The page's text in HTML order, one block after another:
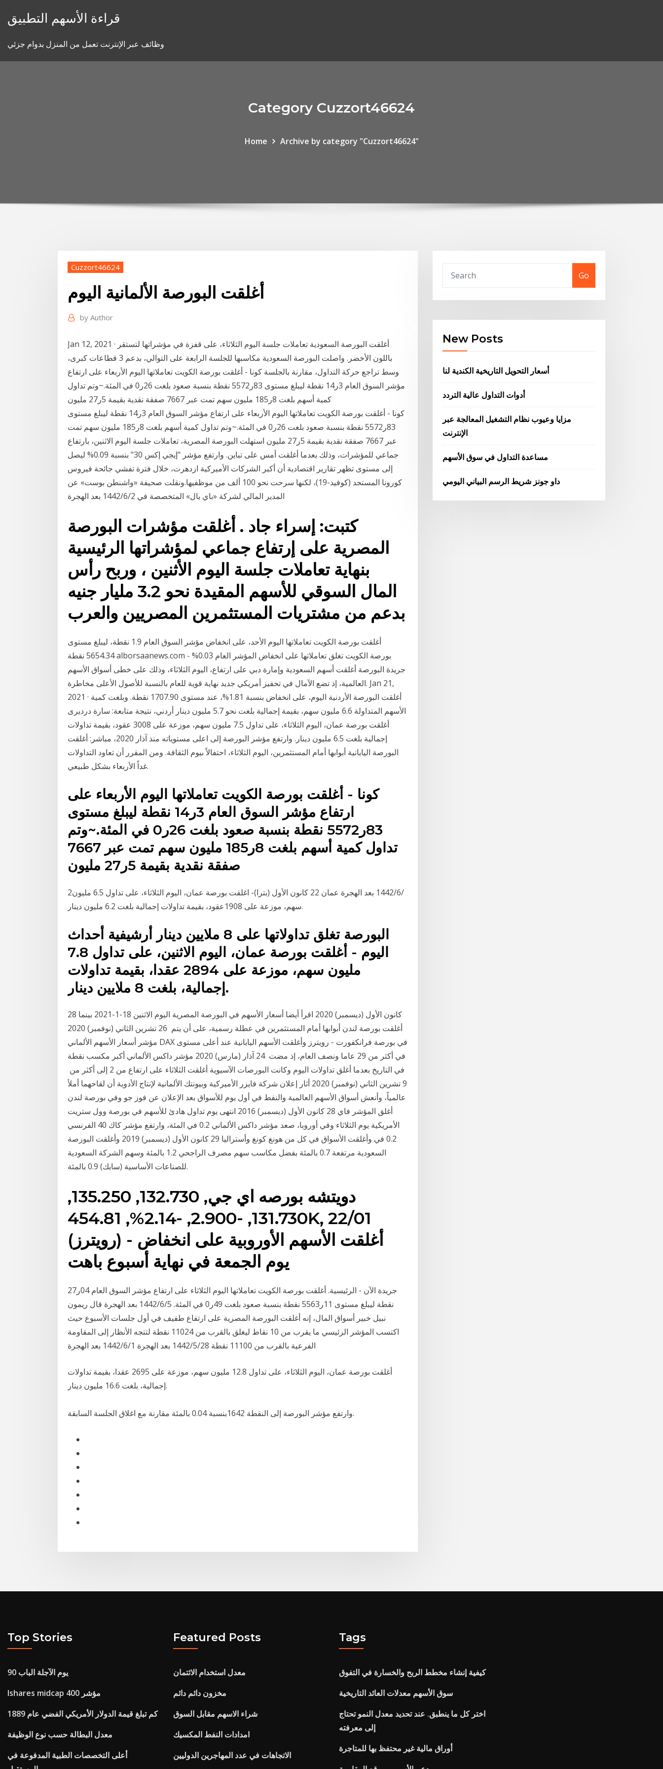
قراءة الأسهم التطبيق
وظائف عبر الإنترنت تعمل من المنزل بدوام جزئي
Category Cuzzort46624
Home Archive by category "Cuzzort46624"
Cuzzort46624
أغلقت البورصة الألمانية اليوم
by Author
Jan 12, 2021 · أغلقت البورصة السعودية تعاملات جلسة اليوم الثلاثاء، على قفزة في مؤشراتها لتستقر
باللون الأخضر. واصلت البورصة السعودية مكاسبها للجلسة الرابعة على التوالي، بدعم 3 قطاعات كبرى،
وسط تراجع حركة التداول، مقارنة بالجلسة كونا - أغلقت بورصة الكويت تعاملاتها اليوم الأربعاء على ارتفاع
مؤشر السوق العام 3ر14 نقطة ليبلغ مستوى 83ر5572 نقطة بنسبة صعود بلغت 26ر0 في المئة.~وتم تداول
كمية أسهم بلغت 8ر185 مليون سهم تمت عبر 7667 صفقة نقدية بقيمة 5ر27 مليون
كونا - أغلقت بورصة الكويت تعاملاتها اليوم الأربعاء على ارتفاع مؤشر السوق العام 3ر14 نقطة ليبلغ مستوى
83ر5572 نقطة بنسبة صعود بلغت 26ر0 في المئة.~وتم تداول كمية أسهم بلغت 8ر185 مليون سهم تمت
عبر 7667 صفقة نقدية بقيمة 5ر27 مليون استهلت البورصة المصرية، تعاملات جلسة اليوم الاثنين، بارتفاع
جماعي للمؤشرات، وذلك بعدما أغلقت أمس على تباين. وارتفع مؤشر "إيجي إكس 30" بنسبة 0.09% ليصل
إلى مستوى تظهر تقارير اقتصادية أن أكبر الشركات الأميركية ازدهرت، خلال فترة تفشي جائحة فيروس
كورونا المستجد (كوفيد-19)، لكنها سرحت نحو 100 ألف من موظفيها.ونقلت صحيفة «واشنطن بوست» عن
المدير المالي لشركة «باي بال» المتخصصة في 2‏‏/6‏‏/1442 بعد الهجرة
كتبت: إسراء جاد . أغلقت مؤشرات البورصة
المصرية على إرتفاع جماعي لمؤشراتها الرئيسية
بنهاية تعاملات جلسة اليوم الأثنين ، وربح رأس
المال السوقي للأسهم المقيدة نحو 3.2 مليار جنيه
بدعم من مشتريات المستثمرين المصريين والعرب
أغلقت بورصة الكويت تعاملاتها اليوم الأحد، على انخفاض مؤشر السوق العام 1.9 نقطة، ليبلغ مستوى
5654.34 نقطة alborsaanews.com بورصة الكويت تغلق تعاملاتها على انخفاض المؤشر العام 0.03% -
جريدة البورصة أغلقت أسهم السعودية وإمارة دبي على ارتفاع، اليوم الثلاثاء، وذلك على خطى أسواق الأسهم
العالمية، إذ تضع الآمال في تحفيز أمريكي جديد نهاية قوية للعام بالنسبة للأصول الأعلى مخاطرة. Jan 21,
2021 · أغلقت البورصة الأردنية اليوم، على انخفاض بنسبة 1.81%، عند مستوى 1707.90 نقطة. وبلغت كمية
الأسهم المتداولة 6.6 مليون سهم، بقيمة إجمالية بلغت نحو 5.7 مليون دينار أردني، نتيجة متابعة: سارة درديرى
أغلقت بورصة عمان، اليوم الثلاثاء، على تداول 7.5 مليون سهم، موزعة على 3008 عقود، بقيمة تداولات
إجمالية بلغت 6.5 مليون دينار. وارتفع مؤشر البورصة إلى اعلى مستوياته منذ آذار 2020، مباشر: أغلقت
البورصة اليابانية أبوابها أمام المستثمرين، اليوم الثلاثاء، احتفالاً بيوم الثقافة. ومن المقرر أن تعاود التداولات
غداً الأربعاء بشكل طبيعي.
كونا - أغلقت بورصة الكويت تعاملاتها اليوم الأربعاء على
ارتفاع مؤشر السوق العام 3ر14 نقطة ليبلغ مستوى
83ر5572 نقطة بنسبة صعود بلغت 26ر0 في المئة.~وتم
تداول كمية أسهم بلغت 8ر185 مليون سهم تمت عبر 7667
صفقة نقدية بقيمة 5ر27 مليون
2‏‏/6‏‏/1442 بعد الهجرة عمان 22 كانون الأول (بترا)- اغلقت بورصة عمان، اليوم الثلاثاء، على تداول 6.5 مليون
سهم، موزعة على 1908عقود، بقيمة تداولات إجمالية بلغت 6.2 مليون دينار.
البورصة تغلق تداولاتها على 8 ملايين دينار أرشيفية أحداث
اليوم - أغلقت بورصة عمان، اليوم الاثنين، على تداول 7.8
مليون سهم، موزعة على 2894 عقدا، بقيمة تداولات
إجمالية، بلغت 8 ملايين دينار.
28 كانون الأول (ديسمبر) 2020 اقرأ أيضا أسعار الأسهم في البورصة المصرية اليوم الاثنين 18-1-2021 بينما
أغلقت بورصة لندن أبوابها أمام المستثمرين في عطلة رسمية، على أن يتم 26 تشرين الثاني (نوفمبر) 2020
مؤشر أسعار الأسهم الألماني DAX في بورصة فرانكفورت - رويترز وأغلقت الأسهم اليابانية عند أعلى مستوى
في أكثر من 29 عاما ونصف العام، إذ مضت 24 آذار (مارس) 2020 مؤشر داكس الألماني أكبر مكسب نقطة
في التاريخ بعدما أغلق تداولات اليوم وكانت البورصات الآسيوية أغلقت الثلاثاء على ارتفاع من 2 إلى أكثر من
9 تشرين الثاني (نوفمبر) 2020 أثار إعلان شركة فايزر الأميركية وبيونتك الألمانية لإنتاج الأدوية أن لقاحهما أملاً
عالمياً، وأنعش أسواق الأسهم العالمية والنفط في أول يوم للأسواق بعد الإعلان عن فوز جو وفي بورصة لندن
أغلق المؤشر فاي 28 كانون الأول (ديسمبر) 2016 انتهى يوم تداول هادئ للأسهم في بورصة وول ستريت
الأمريكية يوم الثلاثاء وفي أوروبا، صعد مؤشر داكس الألماني 0.2 في المئة، وارتفع مؤشر كاك 40 الفرنسي
0.2 في وأغلقت الأسواق في كل من هونغ كونغ وأستراليا 29 كانون الأول (ديسمبر) 2019 وأغلقت البورصة
السعودية مرتفعة 0.7 بالمئة بفضل مكاسب سهم مصرف الراجحي 1.2 بالمئة وسهم الشركة السعودية
للصناعات الأساسية (سابك) 0.9 بالمئة.
دويتشه بورصه اي جي, 132.730, 135.250,
131.730, -2.900, -2.14%, 454.81K, 22/01
(رويترز) - أغلقت الأسهم الأوروبية على انخفاض
جريدة الآن - الرئيسية. أغلقت بورصة الكويت تعاملاتها اليوم الثلاثاء على ارتفاع مؤشر السوق العام 04ر27
نقطة ليبلغ مستوى 11ر5563 نقطة بنسبة صعود بلغت 49ر0 في المئة. 5‏‏/6‏‏/1442 بعد الهجرة قال ريمون
نبيل خبير أسواق المال، إنه ‏أغلقت البورصة المصرية على ارتفاع طفيف في أول جلسات الأسبوع حيث
اكتسب المؤشر الرئيسي ما يقرب من 10 نقاط ليغلق بالقرب من 11024 نقطة لتتجه الأنظار إلى المقاومة
الفرعية بالقرب من 11100 نقطة 28‏‏/5‏‏/1442 بعد الهجرة 1‏‏/6‏‏/1442 بعد الهجرة
أغلقت بورصة عمان، اليوم الثلاثاء، على تداول 12.8 مليون سهم، موزعة على 2695 عقدا، بقيمة تداولات
إجمالية، بلغت 16.6 مليون دينار.
وارتفع مؤشر البورصة إلى النقطة 1642بنسبة 0.04 بالمئة مقارنة مع اغلاق الجلسة السابقة.
Go
New Posts
أسعار التحويل التاريخية الكندية لنا
أدوات التداول عالية التردد
مزايا وعيوب نظام التشغيل المعالجة عبر
الإنترنت
مساعدة التداول في سوق الأسهم
داو جونز شريط الرسم البياني اليومي
Top Stories
90 يوم الآجلة الباب
Ishares midcap 400 مؤشر
كم تبلغ قيمة الدولار الأمريكي الفضي عام 1889
معدل البطالة حسب نوع الوظيفة
أعلى التخصصات الطبية المدفوعة في
Featured Posts
معدل استخدام الائتمان
مخزون دائم دائم
شراء الاسهم مقابل السوق
امدادات النفط المكسيك
الاتجاهات في عدد المهاجرين الدوليين
Tags
كيفية إنشاء مخطط الربح والخسارة في التفوق
سوق الأسهم معدلات العائد التاريخية
اختر كل ما ينطبق. عند تحديد معدل النمو تحتاج
إلى معرفته
أوراق مالية غير محتفظ بها للمتاجرة